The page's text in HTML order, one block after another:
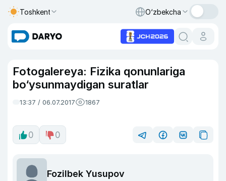
Toshkent O‘zbekcha
Fotogalereya: Fizika qonunlariga
bo‘ysunmaydigan suratlar
13:37 / 06.07.2017 1867
0 0
Fozilbek Yusupov